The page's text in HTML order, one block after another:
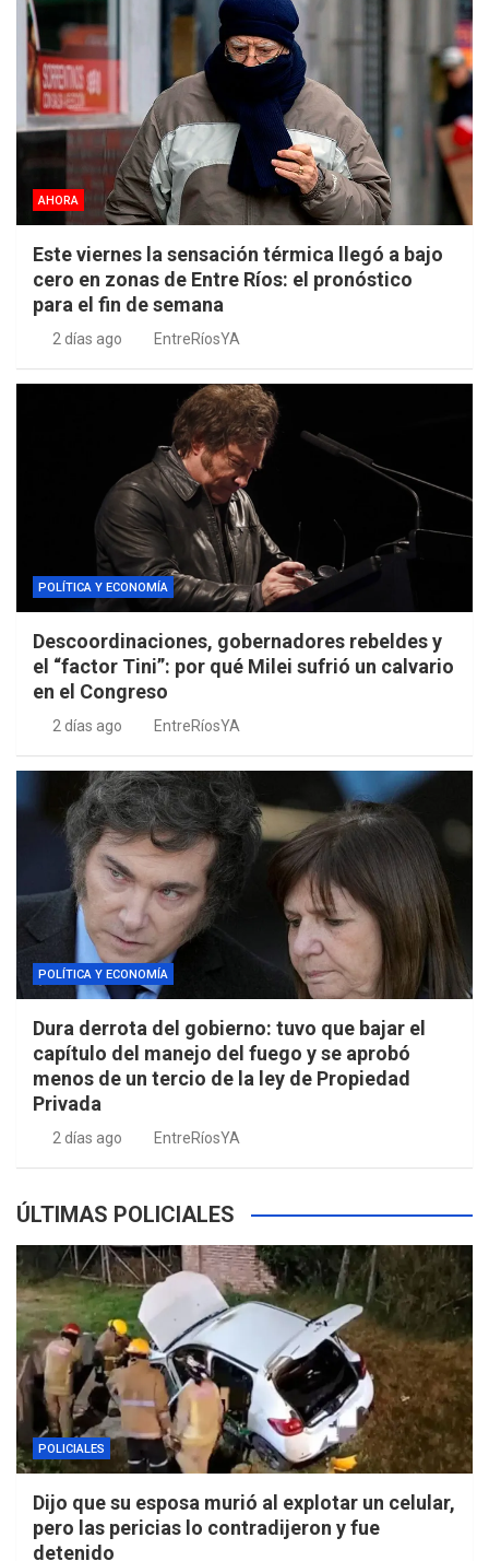
AHORA
Este viernes la sensación térmica llegó a bajo
cero en zonas de Entre Ríos: el pronóstico
para el fin de semana
2 días ago EntreRíosYA
POLÍTICA Y ECONOMÍA
Descoordinaciones, gobernadores rebeldes y
el “factor Tini”: por qué Milei sufrió un calvario
en el Congreso
2 días ago EntreRíosYA
POLÍTICA Y ECONOMÍA
Dura derrota del gobierno: tuvo que bajar el
capítulo del manejo del fuego y se aprobó
menos de un tercio de la ley de Propiedad
Privada
2 días ago EntreRíosYA
ÚLTIMAS POLICIALES
POLICIALES
Dijo que su esposa murió al explotar un celular,
pero las pericias lo contradijeron y fue
detenido